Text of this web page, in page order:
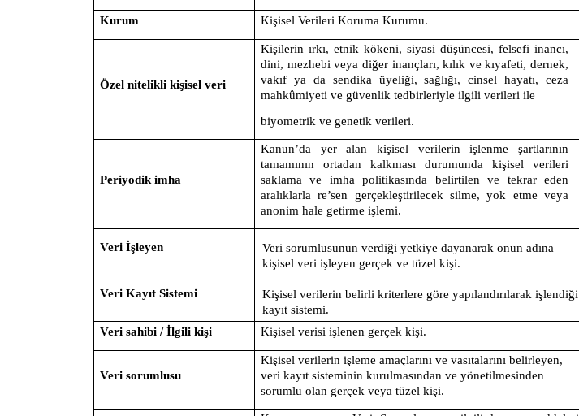
Kurum Kişisel Verileri Koruma Kurumu.
Özel nitelikli kişisel veri
Kişilerin ırkı, etnik kökeni, siyasi düşüncesi, felsefi inancı,
dini, mezhebi veya diğer inançları, kılık ve kıyafeti, dernek,
vakıf ya da sendika üyeliği, sağlığı, cinsel hayatı, ceza
mahkûmiyeti ve güvenlik tedbirleriyle ilgili verileri ile
biyometrik ve genetik verileri.
Periyodik imha
Kanun’da yer alan kişisel verilerin işlenme şartlarının
tamamının ortadan kalkması durumunda kişisel verileri
saklama ve imha politikasında belirtilen ve tekrar eden
aralıklarla re’sen gerçekleştirilecek silme, yok etme veya
anonim hale getirme işlemi.
Veri İşleyen
Veri sorumlusunun verdiği yetkiye dayanarak onun adına
kişisel veri işleyen gerçek ve tüzel kişi.
Veri Kayıt Sistemi
Kişisel verilerin belirli kriterlere göre yapılandırılarak işlendiği
kayıt sistemi.
Veri sahibi / İlgili kişi
Kişisel verisi işlenen gerçek kişi.
Veri sorumlusu
Kişisel verilerin işleme amaçlarını ve vasıtalarını belirleyen,
veri kayıt sisteminin kurulmasından ve yönetilmesinden
sorumlu olan gerçek veya tüzel kişi.